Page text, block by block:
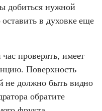
добиться нужной
в духовке еще
проверять, имеет
Поверхность
не должно быть видно
обратите